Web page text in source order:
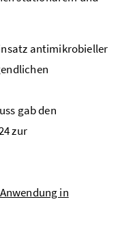
antimikrobieller
gab den
zur
in